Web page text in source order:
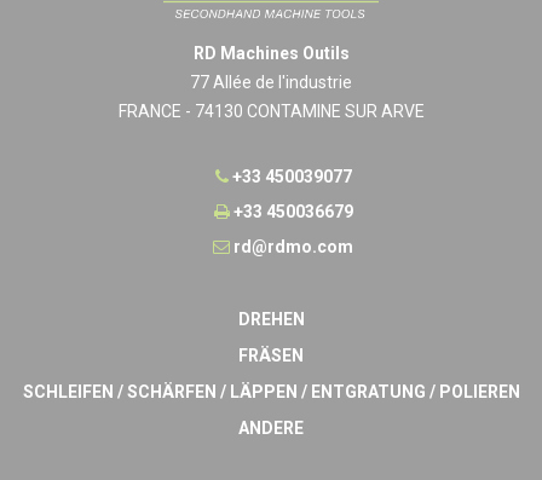
RD Machines Outils
77 Allée de l'industrie
FRANCE - 74130 CONTAMINE SUR ARVE
+33 450039077
+33 450036679
rd@rdmo.com
DREHEN
FRÄSEN
SCHLEIFEN / SCHÄRFEN / LÄPPEN / ENTGRATUNG / POLIEREN
ANDERE